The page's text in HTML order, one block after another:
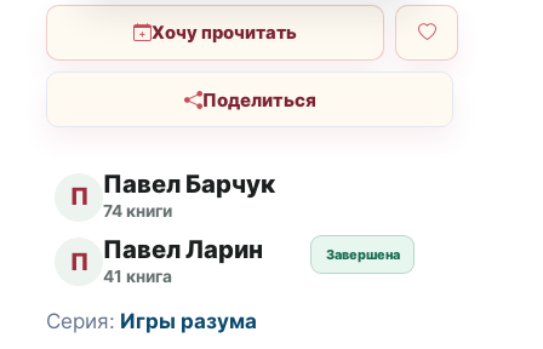
Хочу прочитать
Поделиться
П Павел Барчук
74 книги
П Павел Ларин
41 книга
Завершена
Серия: Игры разума